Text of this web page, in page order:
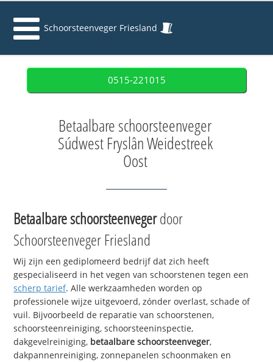
Schoorsteenveger Friesland
0515-221015
Betaalbare schoorsteenveger
Súdwest Fryslân Weidestreek
Oost
Betaalbare schoorsteenvegerdoor
Schoorsteenveger Friesland
Wij zijn een gediplomeerd bedrijf dat zich heeft
gespecialiseerd in het vegen van schoorstenen tegen een
scherp tarief. Alle werkzaamheden worden op
professionele wijze uitgevoerd, zónder overlast, schade of
vuil. Bijvoorbeeld de reparatie van schoorstenen,
schoorsteenreiniging, schoorsteeninspectie,
dakgevelreiniging, betaalbare schoorsteenveger,
dakpannenreiniging, zonnepanelen schoonmaken en